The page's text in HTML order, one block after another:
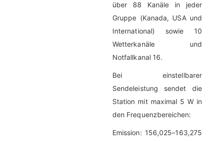
über 88 Kanäle in jeder
Gruppe (Kanada, USA und
International) sowie 10
Wetterkanäle und
Notfallkanal 16.
Bei einstellbarer
Sendeleistung sendet die
Station mit maximal 5 W in
den Frequenzbereichen:
Emission: 156,025–163,275